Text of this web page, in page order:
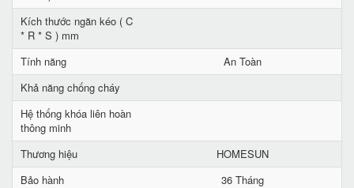
Kích thước ngăn kéo ( C
* R * S ) mm
Tính năng
An Toàn
Khả năng chống cháy
Hệ thống khóa liên hoàn
thông minh
Thương hiệu
HOMESUN
Bảo hành
36 Tháng